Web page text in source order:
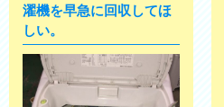
濯機を早急に回収してほ
しい。